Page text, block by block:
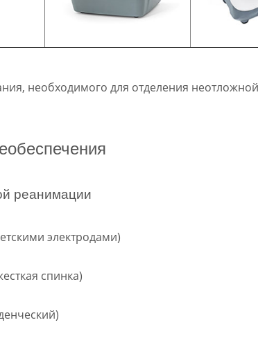
необходимого для отделения
реанимации
электродами)
спинка)